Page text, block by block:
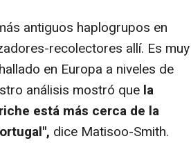
antiguos haplogrupos en
recolectores allí. Es muy
en Europa a niveles de
análisis mostró que la
está más cerca de la
dice Matisoo-Smith.